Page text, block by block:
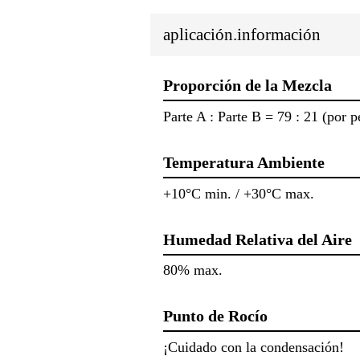
aplicación.información
Proporción de la Mezcla
Parte A : Parte B = 79 : 21 (por
Temperatura Ambiente
+10°C min. / +30°C max.
Humedad Relativa del Aire
80% max.
Punto de Rocío
¡Cuidado con la condensación!